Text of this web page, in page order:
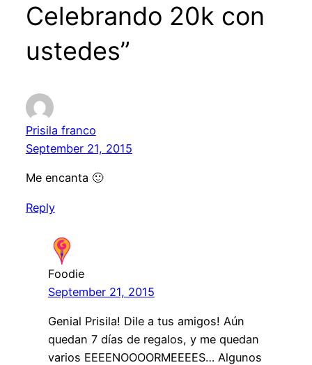
Celebrando 20k con
ustedes”
Prisila franco
September 21, 2015
Me encanta 🙂
Reply
Foodie
September 21, 2015
Genial Prisila! Dile a tus amigos! Aún
quedan 7 días de regalos, y me quedan
varios EEEENOOOORMEEEES… Algunos